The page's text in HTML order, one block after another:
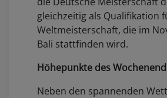
gleichzeitig als Qualifikation
Weltmeisterschaft, die im
Bali stattfinden wird.
Höhepunkte des
Neben den spannenden